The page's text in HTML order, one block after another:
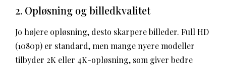
2. Opløsning og billedkvalitet
Jo højere opløsning, desto skarpere billeder. Full HD
(1080p) er standard, men mange nyere modeller
tilbyder 2K eller 4K-opløsning, som giver bedre